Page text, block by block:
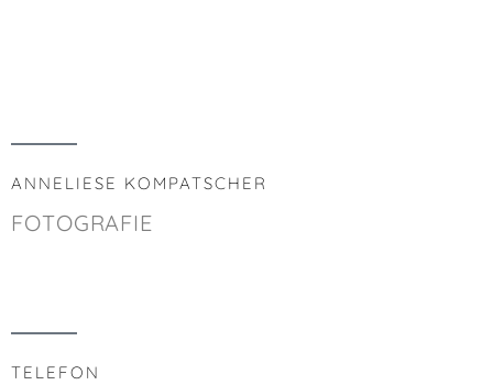
ANNELIESE KOMPATSCHER
FOTOGRAFIE
TELEFON